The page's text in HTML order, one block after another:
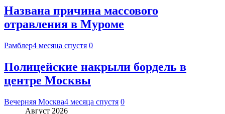
Названа причина массового
отравления в Муроме
Рамблер4 месяца спустя 0
Полицейские накрыли бордель в
центре Москвы
Вечерняя Москва4 месяца спустя 0
Август 2026